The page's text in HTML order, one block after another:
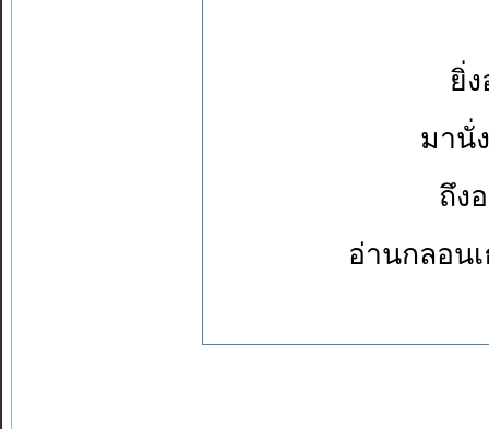
ยิ่
มานั่
ถึง
อ่านกลอน